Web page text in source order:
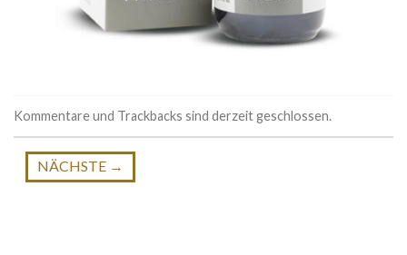
Kommentare und Trackbacks sind derzeit geschlossen.
NÄCHSTE →